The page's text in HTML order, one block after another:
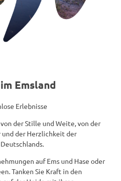
Emsland
Erlebnisse
der Stille und Weite, von der
der Herzlichkeit der
auf Ems und Hase oder
Tanken Sie Kraft in den